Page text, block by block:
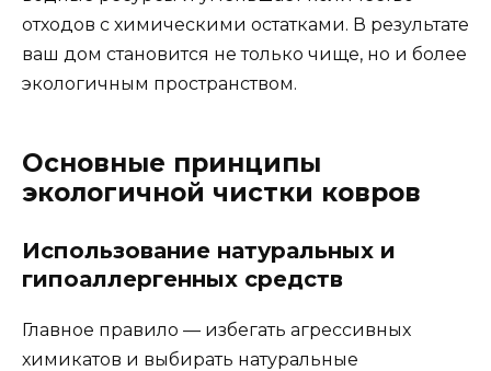
отходов с химическими остатками. В результате
ваш дом становится не только чище, но и более
экологичным пространством.
Основные принципы
экологичной чистки ковров
Использование натуральных и
гипоаллергенных средств
Главное правило — избегать агрессивных
химикатов и выбирать натуральные